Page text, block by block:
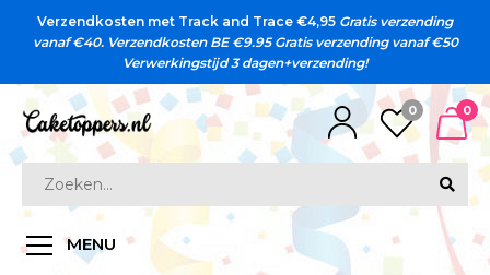
Verzendkosten met Track and Trace €4,95 Gratis verzending
vanaf €40. Verzendkosten BE €9.95 Gratis verzending vanaf €50
Verwerkingstijd 3 dagen+verzending!
0 0
MENU